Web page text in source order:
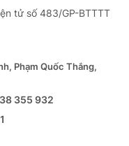
tử số 483/GP-BTTTT
Phạm Quốc Thắng,
355 932